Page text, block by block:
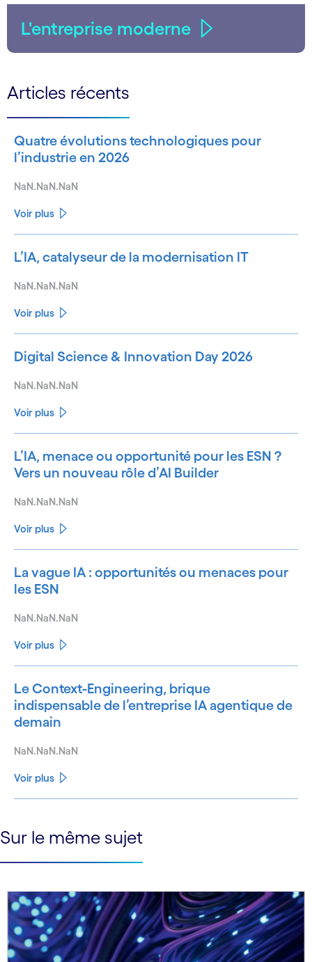
L'entreprise moderne
Articles récents
Quatre évolutions technologiques pour
l’industrie en 2026
NaN.NaN.NaN
Voir plus
L’IA, catalyseur de la modernisation IT
NaN.NaN.NaN
Voir plus
Digital Science & Innovation Day 2026
NaN.NaN.NaN
Voir plus
L’IA, menace ou opportunité pour les ESN ?
Vers un nouveau rôle d’AI Builder
NaN.NaN.NaN
Voir plus
La vague IA : opportunités ou menaces pour
les ESN
NaN.NaN.NaN
Voir plus
Le Context-Engineering, brique
indispensable de l’entreprise IA agentique de
demain
NaN.NaN.NaN
Voir plus
See more See less
Sur le même sujet